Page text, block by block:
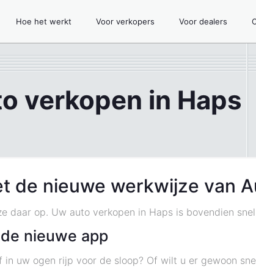
Hoe het werkt Voor verkopers Voor dealers
verkopen in Haps
de nieuwe werkwijze van
daar op. Uw auto verkopen in Haps is bovendien
nieuwe app
uw ogen rijp voor de sloop? Of wilt u er gewoon